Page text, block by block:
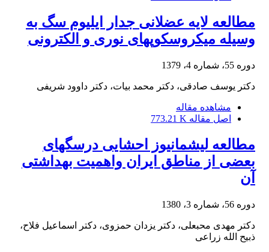
مطالعه لایه عضلانی جدار ایلیوم سگ به
وسیله میکروسکوپهای نوری و الکترونی
دوره 55، شماره 4، 1379
دکتر یوسف صادقی، دکتر محمد بیات، دکتر داوود شریفی
مشاهده مقاله
اصل مقاله 773.21 K
مطالعه لیشمانیوز احشایی درسگهای
بعضی از مناطق ایران واهمیت بهداشتی
آن
دوره 56، شماره 3، 1380
دکتر مهدی محبعلی، دکتر یزدان حمزوی، دکتر اسماعیل فلاح،
ذبیح الله زراعی